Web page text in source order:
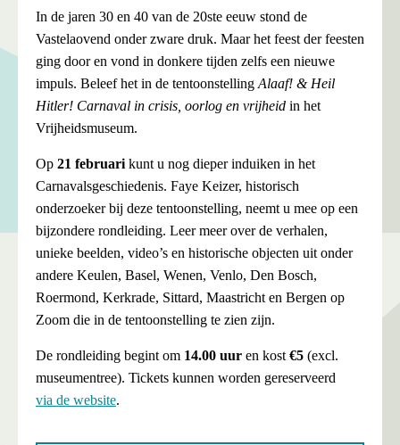
In de jaren 30 en 40 van de 20ste eeuw stond de
Vastelaovend onder zware druk. Maar het feest der feesten
ging door en vond in donkere tijden zelfs een nieuwe
impuls. Beleef het in de tentoonstelling Alaaf! & Heil
Hitler! Carnaval in crisis, oorlog en vrijheid in het
Vrijheidsmuseum.
Op 21 februari kunt u nog dieper induiken in het
Carnavalsgeschiedenis. Faye Keizer, historisch
onderzoeker bij deze tentoonstelling, neemt u mee op een
bijzondere rondleiding. Leer meer over de verhalen,
unieke beelden, video’s en historische objecten uit onder
andere Keulen, Basel, Wenen, Venlo, Den Bosch,
Roermond, Kerkrade, Sittard, Maastricht en Bergen op
Zoom die in de tentoonstelling te zien zijn.
De rondleiding begint om 14.00 uur en kost €5 (excl.
museumentree). Tickets kunnen worden gereserveerd
via de website.